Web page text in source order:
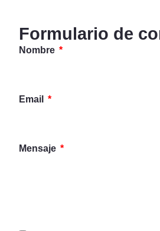
Formulario de
Nombre
Email
Mensaje